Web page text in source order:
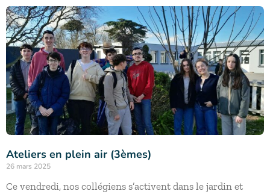
Ateliers en plein air (3èmes)
26 mars 2025
Ce vendredi, nos collégiens s’activent dans le jardin et